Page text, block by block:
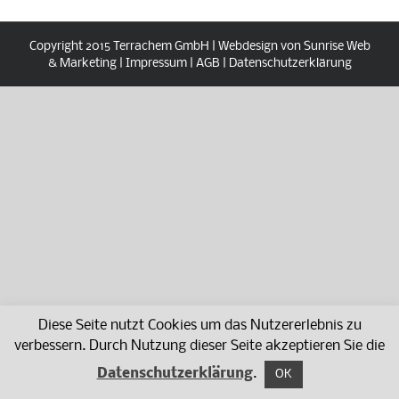
Copyright 2015 Terrachem GmbH | Webdesign von Sunrise Web
& Marketing | Impressum| AGB | Datenschutzerklärung
Diese Seite nutzt Cookies um das Nutzererlebnis zu
verbessern. Durch Nutzung dieser Seite akzeptieren Sie die
Datenschutzerklärung. OK